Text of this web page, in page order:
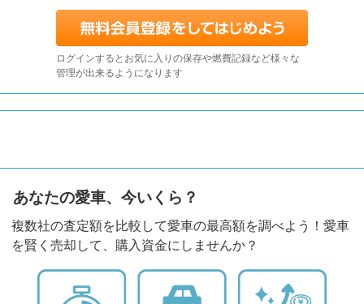
ログインするとお気に入りの保存や燃費記録など様々な
管理が出来るようになります
あなたの愛車、今いくら？
複数社の査定額を比較して愛車の最高額を調べよう！愛車
を賢く売却して、購入資金にしませんか？